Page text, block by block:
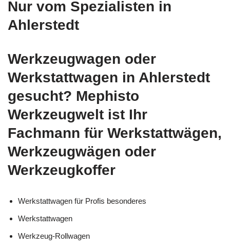
Nur vom Spezialisten in
Ahlerstedt
Werkzeugwagen oder
Werkstattwagen in Ahlerstedt
gesucht? Mephisto
Werkzeugwelt ist Ihr
Fachmann für Werkstattwägen,
Werkzeugwägen oder
Werkzeugkoffer
Werkstattwagen für Profis besonderes
Werkstattwagen
Werkzeug-Rollwagen